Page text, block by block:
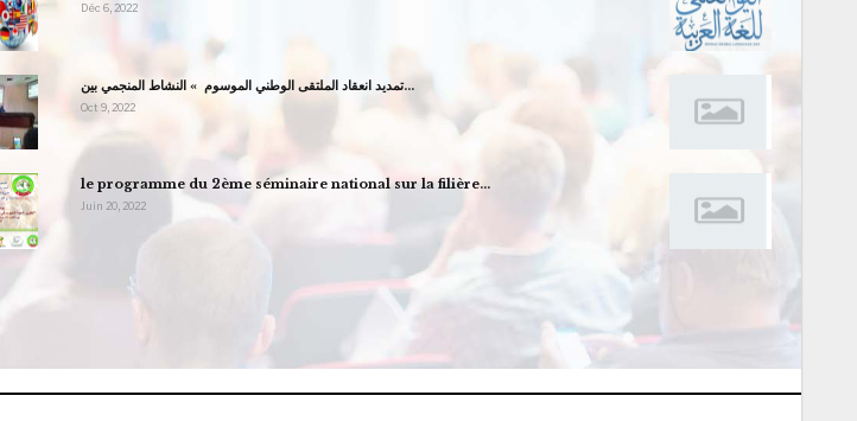
Déc 6, 2022
تمديد انعقاد الملتقى الوطني الموسوم » النشاط المنجمي بين…
Oct 9, 2022
le programme du 2ème séminaire national sur la filière…
Juin 20, 2022